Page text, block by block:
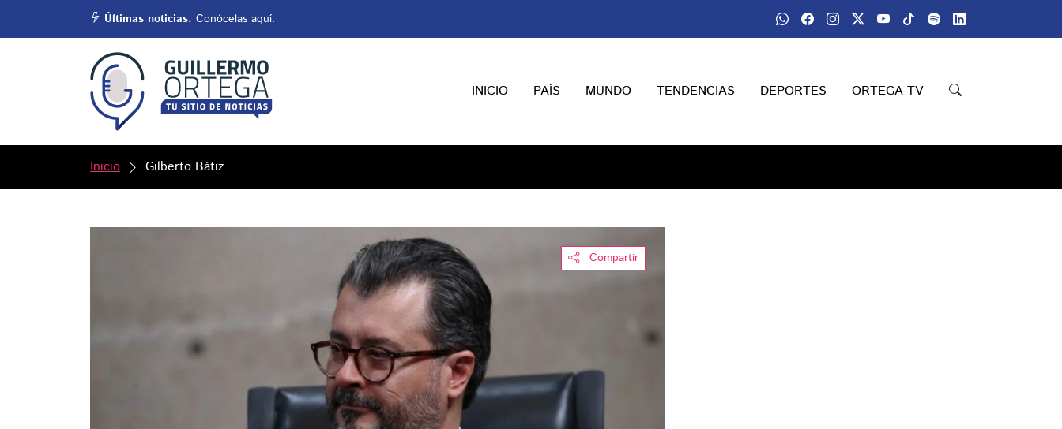
Últimas noticias. Conócelas aquí.
INICIO PAÍS MUNDO TENDENCIAS DEPORTES ORTEGA TV
Inicio Gilberto Bátiz
Compartir